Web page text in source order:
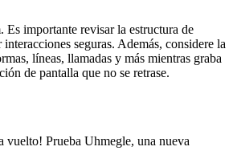
importante revisar la estructura de
seguras. Además, considere la
líneas, llamadas y más mientras graba
de pantalla que no se retrase.
vuelto! Prueba Uhmegle, una nueva